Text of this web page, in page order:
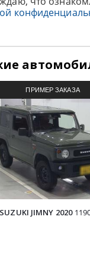
ПРИМЕР ЗАКАЗА
АВТОМОБИЛЯ ИЗ
SUZUKI JIMNY 2020